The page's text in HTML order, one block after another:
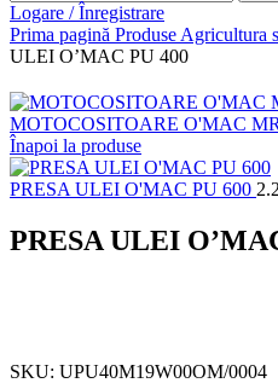
Logare / Înregistrare
Prima pagină Produse Agricultura
ULEI O’MAC PU 400
MOTOCOSITOARE O'MAC
Înapoi la produse
PRESA ULEI O'MAC PU 600
PRESA ULEI
SKU: UPU40M19W00OM/0004